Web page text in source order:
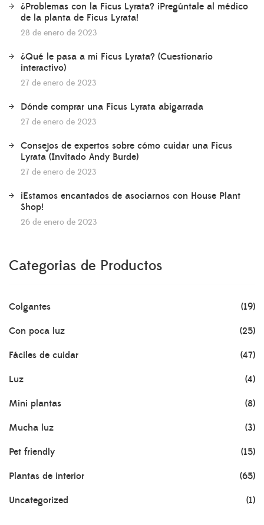
¿Problemas con la Ficus Lyrata? ¡Pregúntale al médico
de la planta de Ficus Lyrata!
28 de enero de 2023
¿Qué le pasa a mi Ficus Lyrata? (Cuestionario
interactivo)
27 de enero de 2023
Dónde comprar una Ficus Lyrata abigarrada
27 de enero de 2023
Consejos de expertos sobre cómo cuidar una Ficus
Lyrata (Invitado Andy Burde)
27 de enero de 2023
¡Estamos encantados de asociarnos con House Plant
Shop!
26 de enero de 2023
Categorias de Productos
Colgantes (19)
Con poca luz (25)
Fáciles de cuidar (47)
Luz (4)
Mini plantas (8)
Mucha luz (3)
Pet friendly (15)
Plantas de interior (65)
Uncategorized (1)